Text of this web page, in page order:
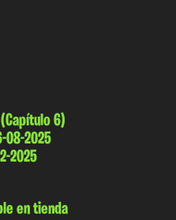
6)
08-2025
2025
en tienda